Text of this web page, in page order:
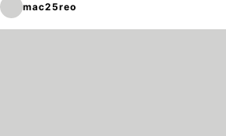
mac25reo